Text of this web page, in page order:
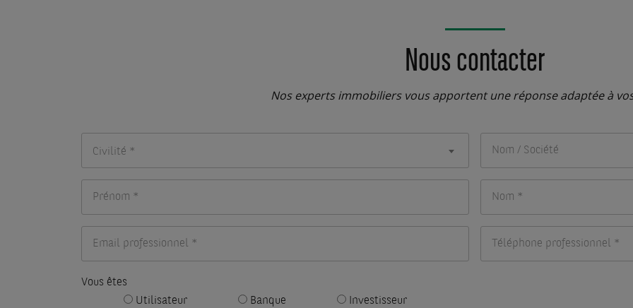
Nous contacter
Nos experts immobiliers vous apportent une réponse adaptée à
Civilité *
Vous êtes
Utilisateur
Banque Investisseur